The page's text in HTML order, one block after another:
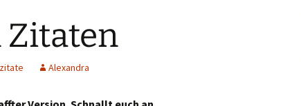
Zitaten
zitate Alexandra